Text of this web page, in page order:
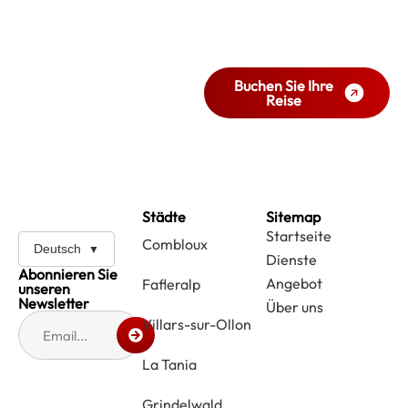
Buchen Sie Ihre
Reise
Deutsch
Abonnieren Sie
unseren
Newsletter
Städte
Combloux
Fafleralp
Villars-sur-Ollon
La Tania
Grindelwald
Sitemap
Startseite
Dienste
Angebot
Über uns